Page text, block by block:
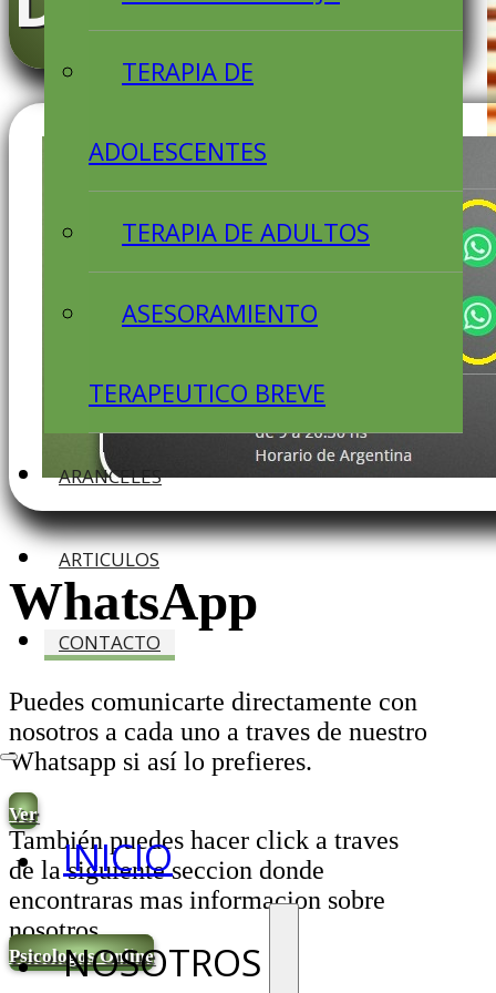
TERAPIA DE
ADOLESCENTES
TERAPIA DE ADULTOS
ASESORAMIENTO
TERAPEUTICO BREVE
ARANCELES
ARTICULOS
CONTACTO
INICIO
NOSOTROS
WhatsApp
Puedes comunicarte directamente con
nosotros a cada uno a traves de nuestro
Whatsapp si así lo prefieres.
Ver
También puedes hacer click a traves
de la siguiente seccion donde
encontraras mas informacion sobre
nosotros.
Psicologos Online